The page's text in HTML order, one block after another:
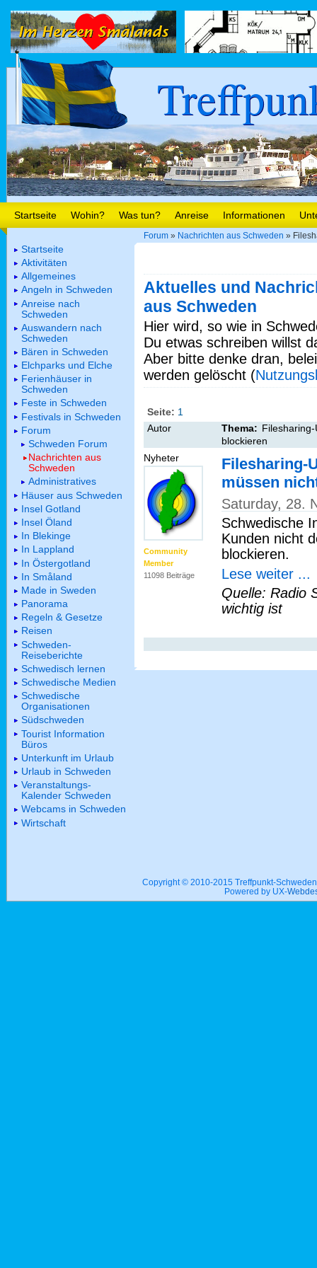
Startseite Wohin? Was tun? Anreise Informationen
Forum » Nachrichten aus Schweden »
Aktuelles und
aus Schweden
Hier wird, so wie in
Du etwas schreiben willst
Aber bitte denke dran,
werden gelöscht (
Seite: 1
Autor
Thema:
blockieren
Nyheter
Community
Member
11098 Beiträge
Filesharing-
müssen
Saturday, 28.
Schwedische
Kunden nicht
blockieren.
Lese weiter ...
Quelle: Radio
wichtig ist
Startseite
Aktivitäten
Allgemeines
Angeln in Schweden
Anreise nach
Schweden
Auswandern nach
Schweden
Bären in Schweden
Elchparks und Elche
Ferienhäuser in
Schweden
Feste in Schweden
Festivals in Schweden
Forum
Schweden Forum
Nachrichten aus
Schweden
Administratives
Häuser aus Schweden
Insel Gotland
Insel Öland
In Blekinge
In Lappland
In Östergotland
In Småland
Made in Sweden
Panorama
Regeln & Gesetze
Reisen
Schweden-
Reiseberichte
Schwedisch lernen
Schwedische Medien
Schwedische
Organisationen
Südschweden
Tourist Information
Büros
Unterkunft im Urlaub
Urlaub in Schweden
Veranstaltungs-
Kalender Schweden
Webcams in Schweden
Wirtschaft
Copyright © 2010-2015 Treffpunkt-
Powered by UX-